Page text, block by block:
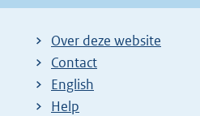
Over deze website
Contact
English
Help